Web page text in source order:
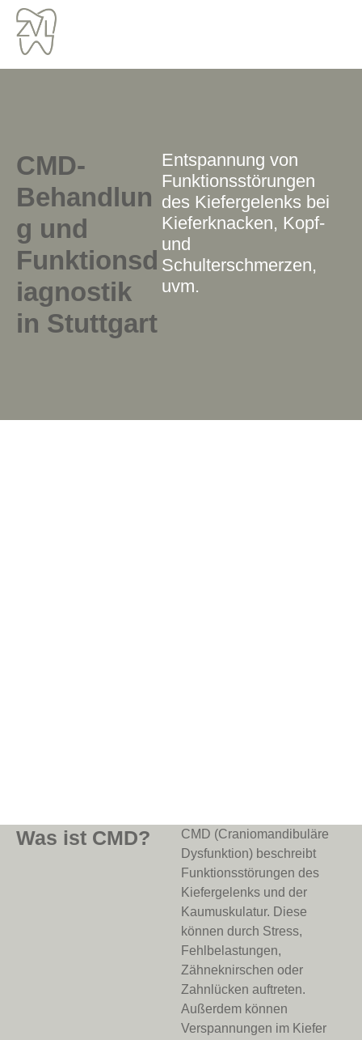
Zum
Inhalt
springen
CMD-
Behandlun
g und
Funktionsd
iagnostik
in Stuttgart
Entspannung von
Funktionsstörungen
des Kiefergelenks bei
Kieferknacken, Kopf-
und
Schulterschmerzen,
uvm.
Was ist CMD?
CMD (Craniomandibuläre
Dysfunktion) beschreibt
Funktionsstörungen des
Kiefergelenks und der
Kaumuskulatur. Diese
können durch Stress,
Fehlbelastungen,
Zähneknirschen oder
Zahnlücken auftreten.
Außerdem können
Verspannungen im Kiefer